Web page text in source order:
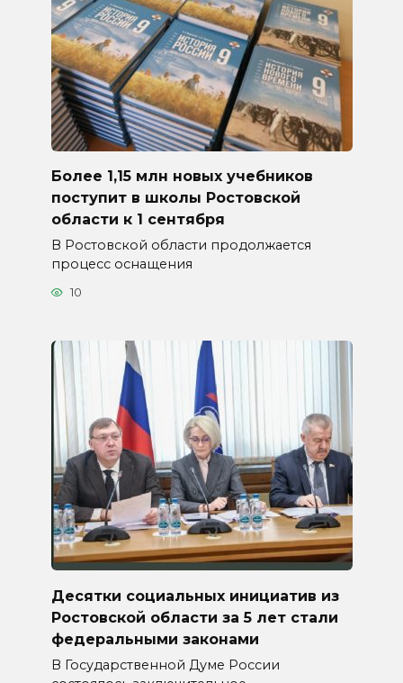
Более 1,15 млн новых учебников
поступит в школы Ростовской
области к 1 сентября
В Ростовской области продолжается
процесс оснащения
10
Десятки социальных инициатив из
Ростовской области за 5 лет стали
федеральными законами
В Государственной Думе России